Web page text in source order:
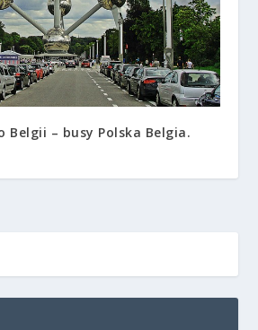
Belgii – busy Polska Belgia.